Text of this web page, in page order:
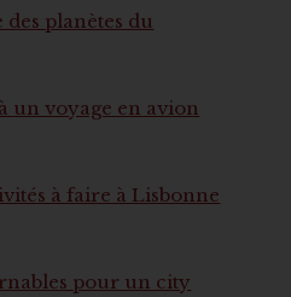
des planètes du
un voyage en avion
à faire à Lisbonne
pour un city